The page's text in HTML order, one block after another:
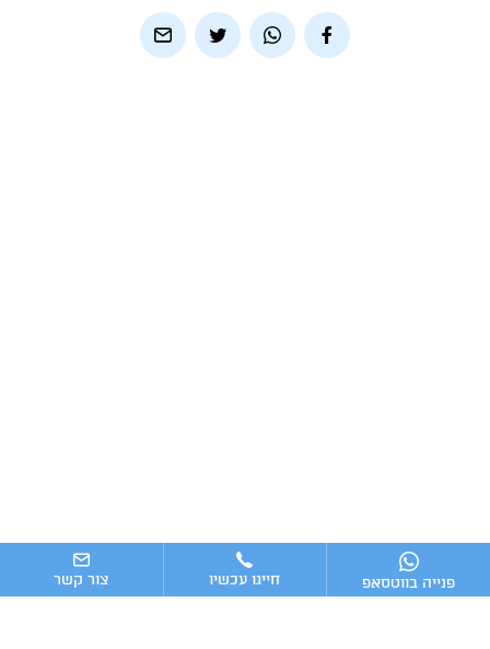
פנייה בווטסאפ חייגו עכשיו צור קשר